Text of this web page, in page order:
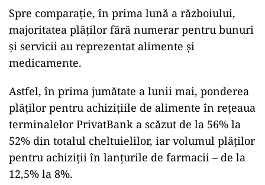
Spre comparație, în prima lună a războiului,
majoritatea plăților fără numerar pentru bunuri
și servicii au reprezentat alimente și
medicamente.
Astfel, în prima jumătate a lunii mai, ponderea
plăților pentru achizițiile de alimente în rețeaua
terminalelor PrivatBank a scăzut de la 56% la
52% din totalul cheltuielilor, iar volumul plăților
pentru achiziții în lanțurile de farmacii – de la
12,5% la 8%.